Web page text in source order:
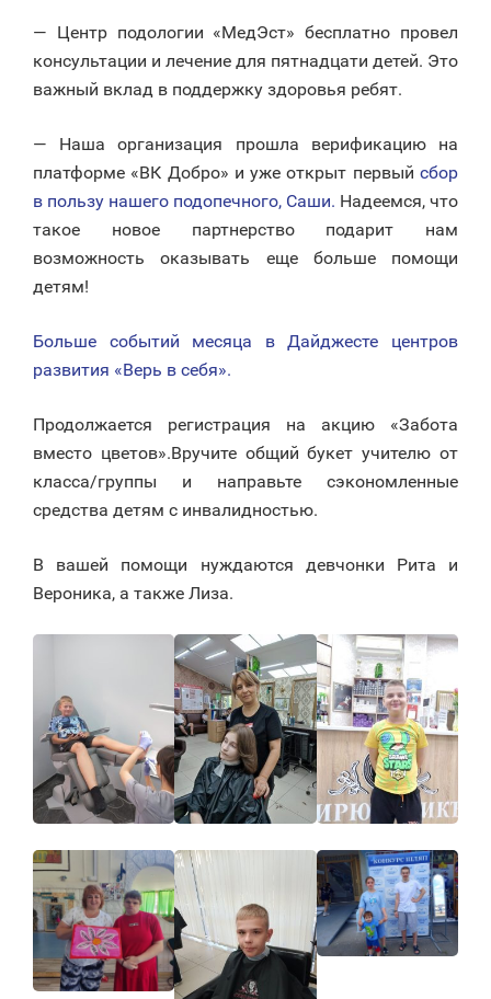
— Центр подологии «МедЭст» бесплатно провел
консультации и лечение для пятнадцати детей. Это
важный вклад в поддержку здоровья ребят.
— Наша организация прошла верификацию на
платформе «ВК Добро» и уже открыт первый сбор
в пользу нашего подопечного, Саши. Надеемся, что
такое новое партнерство подарит нам
возможность оказывать еще больше помощи
детям!
Больше событий месяца в Дайджесте центров
развития «Верь в себя».
Продолжается регистрация на акцию «Забота
вместо цветов».Вручите общий букет учителю от
класса/группы и направьте сэкономленные
средства детям с инвалидностью.
В вашей помощи нуждаются девчонки Рита и
Вероника, а также Лиза.